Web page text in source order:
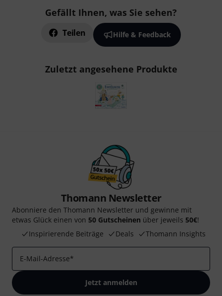
Gefällt Ihnen, was Sie sehen?
Teilen Hilfe & Feedback
Zuletzt angesehene Produkte
Thomann Newsletter
Abonniere den Thomann Newsletter und gewinne mit
etwas Glück einen von 50 Gutscheinen über jeweils 50€!
Inspirierende Beiträge
Deals Thomann Insights
E-Mail-Adresse*
Jetzt anmelden